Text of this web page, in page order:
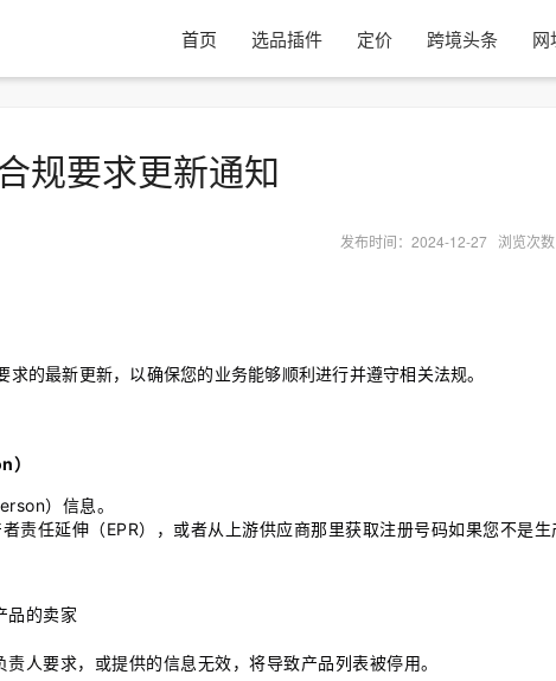
首页 选品插件 定价 跨境头条 网
规要求更新通知
发布时间：2024-12-27 浏览次
的最新更新，以确保您的业务能够顺利进行并遵守相关法规。
）信息。
责任延伸（EPR），或者从上游供应商那里获取注册号码如果您不是生
品的卖家
人要求，或提供的信息无效，将导致产品列表被停用。